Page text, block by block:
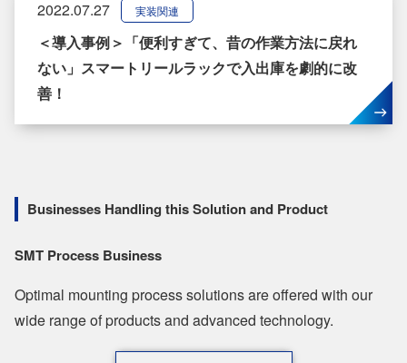
2022.07.27 実装関連
＜導入事例＞「便利すぎて、昔の作業方法に戻れ
ない」スマートリールラックで入出庫を劇的に改
善！
Businesses Handling this Solution and Product
SMT Process Business
Optimal mounting process solutions are offered with our
wide range of products and advanced technology.